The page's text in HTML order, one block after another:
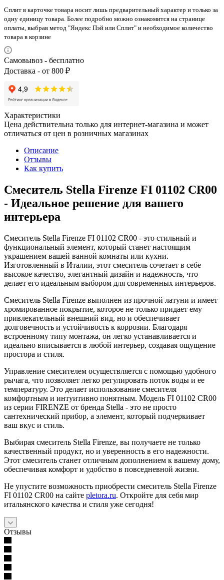
Сплит в карточке товара носит лишь предварительный характер и только за
одну единицу товара. Более подробно можно ознакомится на странице
оплаты, выбрав метод "Яндекс Пэй или Сплит" и необходимое количество
товара в корзине
Самовывоз - бесплатно
Доставка - от 800 ₽
Характеристики
Цена действительна только для интернет-магазина и может
отличаться от цен в розничных магазинах
Описание
Отзывы
Как купить
Смеситель Stella Firenze FI 01102 CR00
- Идеальное решение для вашего
интерьера
Смеситель Stella Firenze FI 01102 CR00 - это стильный и
функциональный элемент, который станет настоящим
украшением вашей ванной комнаты или кухни.
Изготовленный в Италии, этот смеситель сочетает в себе
высокое качество, элегантный дизайн и надежность, что
делает его идеальным выбором для современных интерьеров.
Смеситель Stella Firenze выполнен из прочной латуни и имеет
хромированное покрытие, которое не только придает ему
привлекательный внешний вид, но и обеспечивает
долговечность и устойчивость к коррозии. Благодаря
встроенному типу монтажа, он легко устанавливается и
идеально вписывается в любой интерьер, создавая ощущение
простора и стиля.
Управление смесителем осуществляется с помощью удобного
рычага, что позволяет легко регулировать поток воды и ее
температуру. Это делает использование смесителя
комфортным и интуитивно понятным. Модель FI 01102 CR00
из серии FIRENZE от бренда Stella - это не просто
сантехнический прибор, а элемент, который подчеркивает
ваш вкус и стиль.
Выбирая смеситель Stella Firenze, вы получаете не только
качественный продукт, но и уверенность в его надежности.
Этот смеситель станет отличным дополнением к вашему дому,
обеспечивая комфорт и удобство в повседневной жизни.
Не упустите возможность приобрести смеситель Stella Firenze
FI 01102 CR00 на сайте pletora.ru. Откройте для себя мир
итальянского качества и стиля уже сегодня!
Отзывы